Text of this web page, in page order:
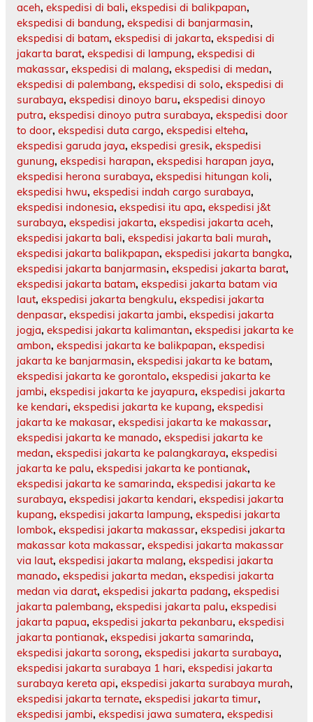
aceh, ekspedisi di bali, ekspedisi di balikpapan,
ekspedisi di bandung, ekspedisi di banjarmasin,
ekspedisi di batam, ekspedisi di jakarta, ekspedisi di
jakarta barat, ekspedisi di lampung, ekspedisi di
makassar, ekspedisi di malang, ekspedisi di medan,
ekspedisi di palembang, ekspedisi di solo, ekspedisi di
surabaya, ekspedisi dinoyo baru, ekspedisi dinoyo
putra, ekspedisi dinoyo putra surabaya, ekspedisi door
to door, ekspedisi duta cargo, ekspedisi elteha,
ekspedisi garuda jaya, ekspedisi gresik, ekspedisi
gunung, ekspedisi harapan, ekspedisi harapan jaya,
ekspedisi herona surabaya, ekspedisi hitungan koli,
ekspedisi hwu, ekspedisi indah cargo surabaya,
ekspedisi indonesia, ekspedisi itu apa, ekspedisi j&t
surabaya, ekspedisi jakarta, ekspedisi jakarta aceh,
ekspedisi jakarta bali, ekspedisi jakarta bali murah,
ekspedisi jakarta balikpapan, ekspedisi jakarta bangka,
ekspedisi jakarta banjarmasin, ekspedisi jakarta barat,
ekspedisi jakarta batam, ekspedisi jakarta batam via
laut, ekspedisi jakarta bengkulu, ekspedisi jakarta
denpasar, ekspedisi jakarta jambi, ekspedisi jakarta
jogja, ekspedisi jakarta kalimantan, ekspedisi jakarta ke
ambon, ekspedisi jakarta ke balikpapan, ekspedisi
jakarta ke banjarmasin, ekspedisi jakarta ke batam,
ekspedisi jakarta ke gorontalo, ekspedisi jakarta ke
jambi, ekspedisi jakarta ke jayapura, ekspedisi jakarta
ke kendari, ekspedisi jakarta ke kupang, ekspedisi
jakarta ke makasar, ekspedisi jakarta ke makassar,
ekspedisi jakarta ke manado, ekspedisi jakarta ke
medan, ekspedisi jakarta ke palangkaraya, ekspedisi
jakarta ke palu, ekspedisi jakarta ke pontianak,
ekspedisi jakarta ke samarinda, ekspedisi jakarta ke
surabaya, ekspedisi jakarta kendari, ekspedisi jakarta
kupang, ekspedisi jakarta lampung, ekspedisi jakarta
lombok, ekspedisi jakarta makassar, ekspedisi jakarta
makassar kota makassar, ekspedisi jakarta makassar
via laut, ekspedisi jakarta malang, ekspedisi jakarta
manado, ekspedisi jakarta medan, ekspedisi jakarta
medan via darat, ekspedisi jakarta padang, ekspedisi
jakarta palembang, ekspedisi jakarta palu, ekspedisi
jakarta papua, ekspedisi jakarta pekanbaru, ekspedisi
jakarta pontianak, ekspedisi jakarta samarinda,
ekspedisi jakarta sorong, ekspedisi jakarta surabaya,
ekspedisi jakarta surabaya 1 hari, ekspedisi jakarta
surabaya kereta api, ekspedisi jakarta surabaya murah,
ekspedisi jakarta ternate, ekspedisi jakarta timur,
ekspedisi jambi, ekspedisi jawa sumatera, ekspedisi